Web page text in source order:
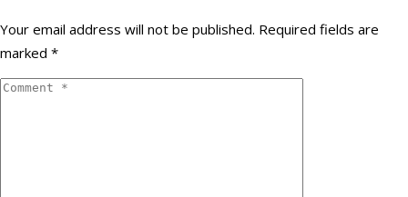
Your email address will not be published. Required fields are
marked *